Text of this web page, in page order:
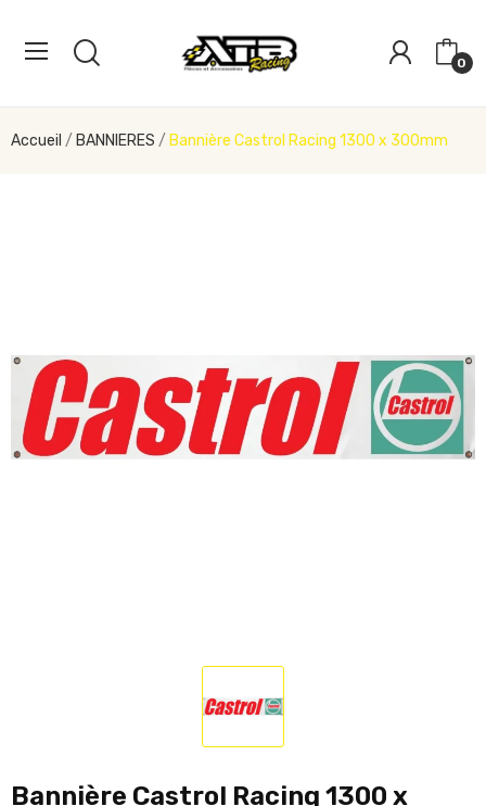
0
Accueil BANNIERES Bannière Castrol Racing 1300 x 300mm
Bannière Castrol Racing 1300 x